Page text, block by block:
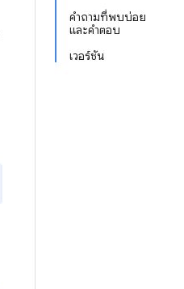
คำถามที่พบบ่อย
และคำตอบ
เวอร์ชัน